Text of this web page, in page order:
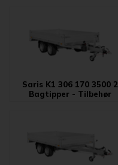
Saris K1 306 170 3500 2
Bagtipper - Tilbehør